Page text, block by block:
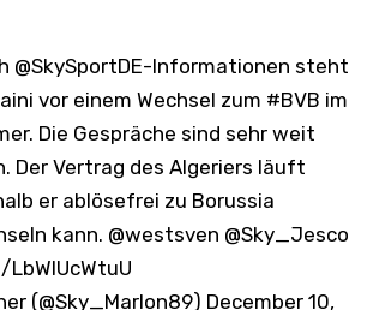
@SkySportDE-Informationen steht
vor einem Wechsel zum #BVB im
Die Gespräche sind sehr weit
Der Vertrag des Algeriers läuft
er ablösefrei zu Borussia
kann. @westsven @Sky_Jesco
(@Sky_Marlon89) December 10,